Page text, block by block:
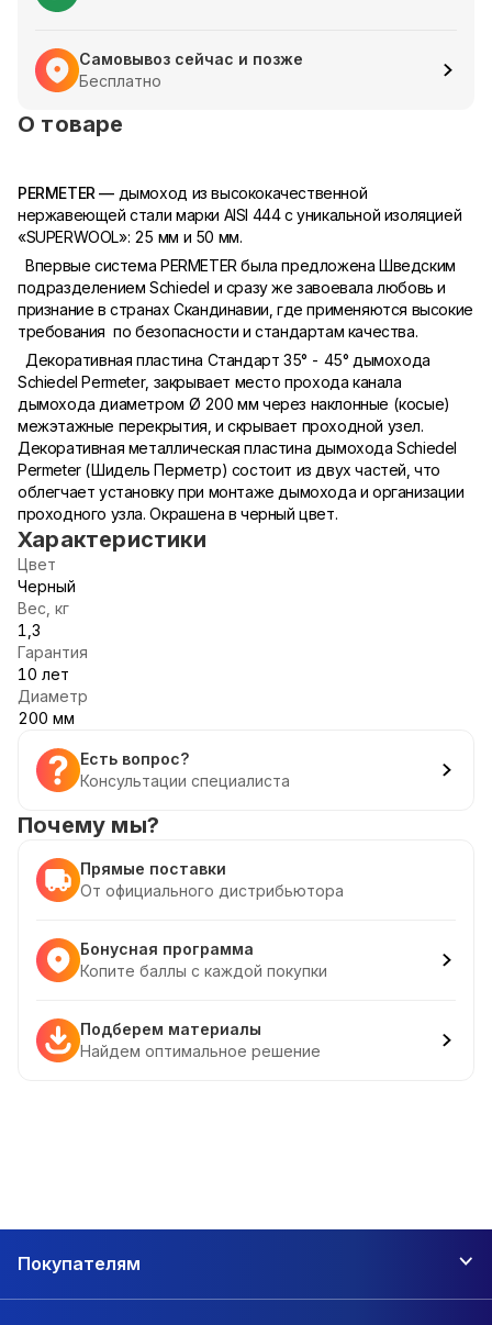
Самовывоз сейчас и позже
Бесплатно
О товаре
PERMETER — дымоход из высококачественной
нержавеющей стали марки AISI 444 с уникальной изоляцией
«SUPERWOOL»: 25 мм и 50 мм.
Впервые система PERMETER была предложена Шведским
подразделением Schiedel и сразу же завоевала любовь и
признание в странах Скандинавии, где применяются высокие
требования по безопасности и стандартам качества.
Декоративная пластина Стандарт 35° - 45° дымохода
Schiedel Permeter, закрывает место прохода канала
дымохода диаметром Ø 200 мм через наклонные (косые)
межэтажные перекрытия, и скрывает проходной узел.
Декоративная металлическая пластина дымохода Schiedel
Permeter (Шидель Перметр) состоит из двух частей, что
облегчает установку при монтаже дымохода и организации
проходного узла. Окрашена в черный цвет.
Характеристики
Цвет
Черный
Вес, кг
1,3
Гарантия
10 лет
Диаметр
200 мм
Есть вопрос?
Консультации специалиста
Почему мы?
Прямые поставки
От официального дистрибьютора
Бонусная программа
Копите баллы с каждой покупки
Подберем материалы
Найдем оптимальное решение
Покупателям